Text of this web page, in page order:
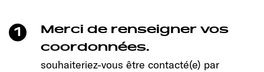
C'est aussi simple que cela
1
Merci de renseigner vos
coordonnées.
souhaiteriez-vous être contacté(e) par